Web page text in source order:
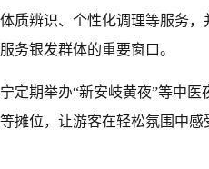
质辨识、个性化调理等服务
务银发群体的重要窗口。
定期举办“新安岐黄夜”等中
摊位，让游客在轻松氛围中